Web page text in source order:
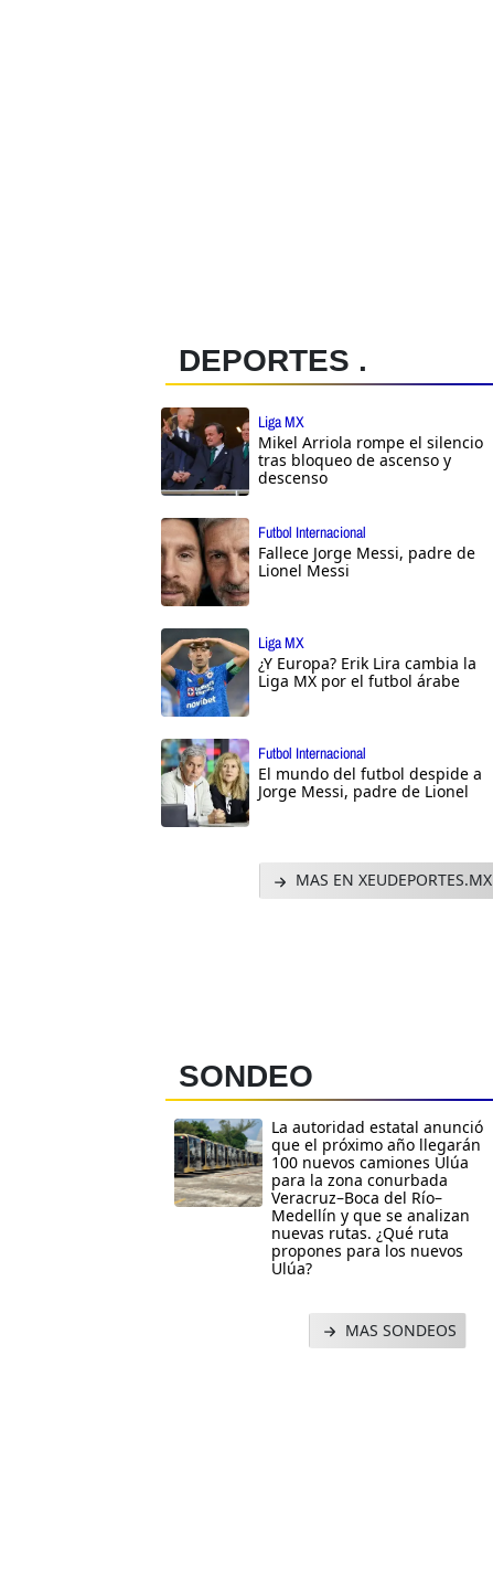
DEPORTES .
Liga MX
Mikel Arriola rompe el silencio
tras bloqueo de ascenso y
descenso
Futbol Internacional
Fallece Jorge Messi, padre de
Lionel Messi
Liga MX
¿Y Europa? Erik Lira cambia la
Liga MX por el futbol árabe
Futbol Internacional
El mundo del futbol despide a
Jorge Messi, padre de Lionel
MAS EN XEUDEPORTES.MX
SONDEO
La autoridad estatal anunció
que el próximo año llegarán
100 nuevos camiones Ulúa
para la zona conurbada
Veracruz–Boca del Río–
Medellín y que se analizan
nuevas rutas. ¿Qué ruta
propones para los nuevos
Ulúa?
MAS SONDEOS